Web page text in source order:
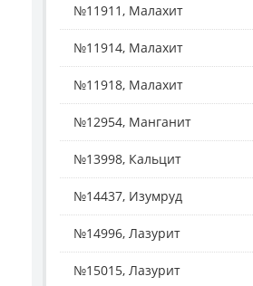
№11911, Малахит
№11914, Малахит
№11918, Малахит
№12954, Манганит
№13998, Кальцит
№14437, Изумруд
№14996, Лазурит
№15015, Лазурит